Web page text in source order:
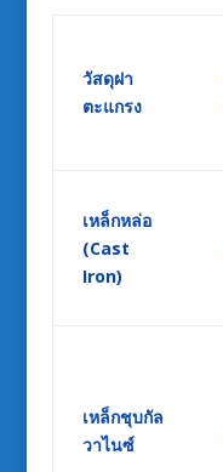
วัสดุฝา
ตะแกรง
เหล็กหล่อ
(Cast
Iron)
เหล็กชุบกัล
วาไนซ์